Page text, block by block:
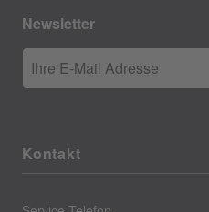
Newsletter
Ihre E-Mail Adresse
Kontakt